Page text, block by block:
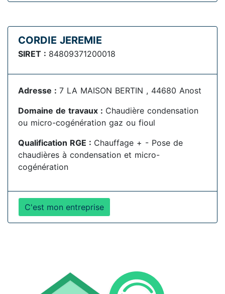
CORDIE JEREMIE
SIRET : 84809371200018
Adresse : 7 LA MAISON BERTIN , 44680 Anost
Domaine de travaux : Chaudière condensation
ou micro-cogénération gaz ou fioul
Qualification RGE : Chauffage + - Pose de
chaudières à condensation et micro-
cogénération
C'est mon entreprise